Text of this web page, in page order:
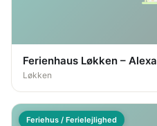
Ferienhaus Løkken –
Løkken
Feriehus / Ferielejlighed